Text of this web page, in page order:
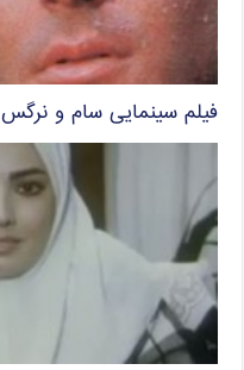
فیلم سینمایی سام و نرگس